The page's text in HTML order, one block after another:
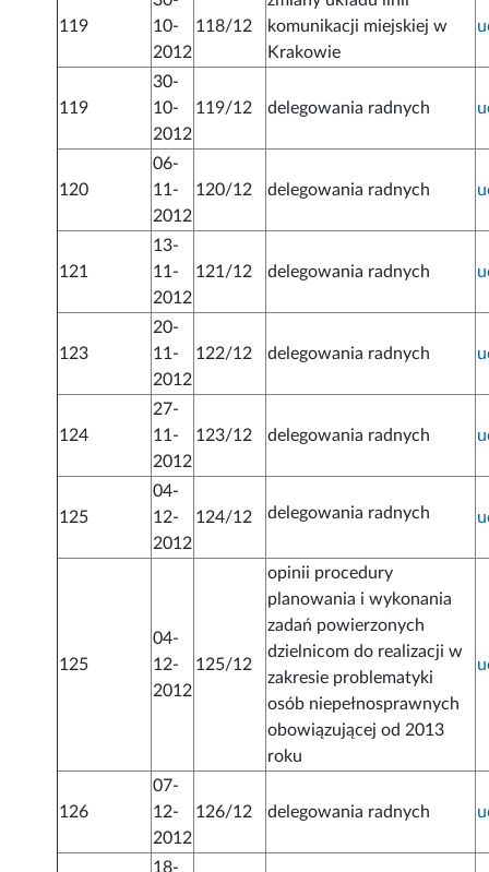
119
10-
2012
118/12
komunikacji miejskiej w
Krakowie
119
30-
10-
2012
119/12 delegowania radnych
120
06-
11-
2012
120/12 delegowania radnych
121
13-
11-
2012
121/12 delegowania radnych
123
20-
11-
2012
122/12 delegowania radnych
124
27-
11-
2012
123/12 delegowania radnych
125
04-
12-
2012
124/12 delegowania radnych
125
04-
12-
2012
125/12
opinii procedury
planowania i wykonania
zadań powierzonych
dzielnicom do realizacji w
zakresie problematyki
osób niepełnosprawnych
obowiązującej od 2013
roku
126
07-
12-
2012
126/12 delegowania radnych
18-